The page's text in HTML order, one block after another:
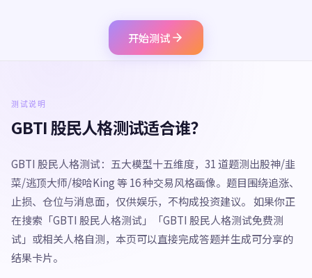
开始测试
测试说明
GBTI 股民人格测试适合谁？
GBTI 股民人格测试：五大模型十五维度，31 道题测出股神/韭
菜/逃顶大师/梭哈King 等 16 种交易风格画像。题目围绕追涨、
止损、仓位与消息面，仅供娱乐，不构成投资建议。 如果你正
在搜索「GBTI 股民人格测试」「GBTI 股民人格测试免费测
试」或相关人格自测，本页可以直接完成答题并生成可分享的
结果卡片。